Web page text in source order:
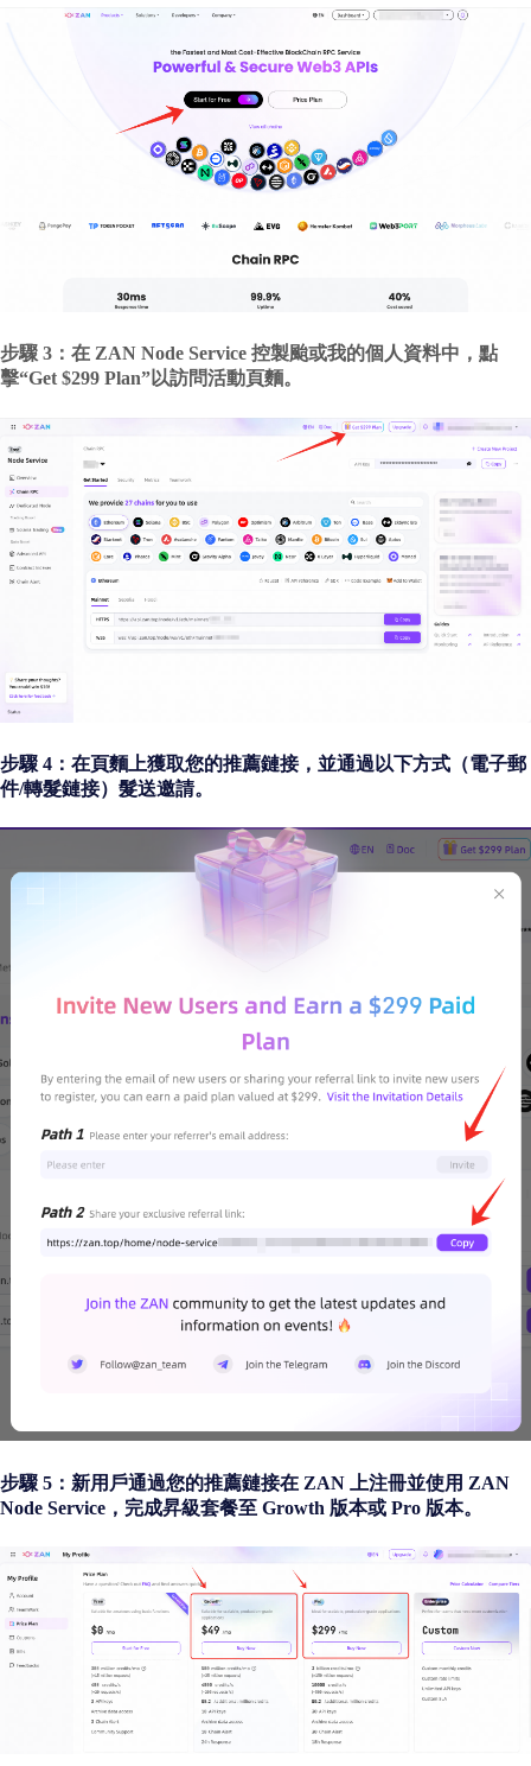
步驟 3：在 ZAN Node Service 控製颱或我的個人資料中，點
擊“Get $299 Plan”以訪問活動頁麵。
步驟 4：在頁麵上獲取您的推薦鏈接，並通過以下方式（電子郵
件/轉髮鏈接）髮送邀請。
步驟 5：新用戶通過您的推薦鏈接在 ZAN 上注冊並使用 ZAN
Node Service，完成昇級套餐至 Growth 版本或 Pro 版本。